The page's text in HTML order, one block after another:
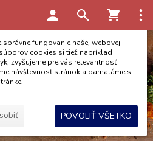
fungovanie našej webovej
cookies si tiež napríklad
zvyšujeme pre vás relevantnosť
návštevnosť stránok a pamätáme si
POVOLIŤ VŠETKO